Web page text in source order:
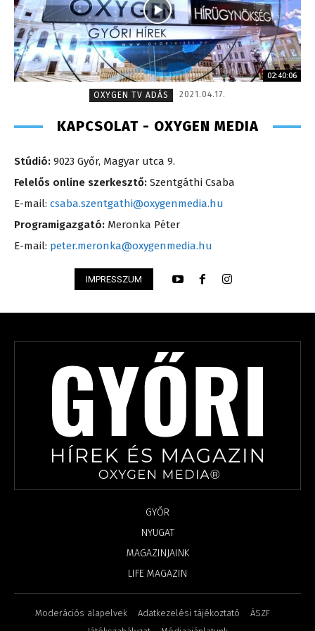
02:40:06
OXYGEN TV ADÁS
2021.04.17.
KAPCSOLAT - OXYGEN MEDIA
Stúdió: 9023 Győr, Magyar utca 9.
Felelős online szerkesztő: Szentgáthi Csaba
E-mail: csaba.szentgathi@oxygenmedia.hu
Programigazgató: Meronka Péter
E-mail: peter.meronka@oxygenmedia.hu
IMPRESSZUM
GYŐR
NYUGAT
MAGAZINJAINK
LIFE MAGAZIN
Moderációs alapelvek Adatkezelési tájékoztató
ÁSZF